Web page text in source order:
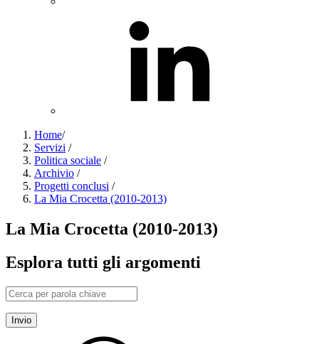
Home/
Servizi /
Politica sociale /
Archivio /
Progetti conclusi /
La Mia Crocetta (2010-2013)
La Mia Crocetta (2010-2013)
Esplora tutti gli argomenti
Invio